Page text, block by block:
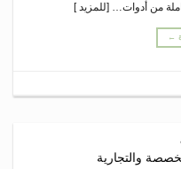
من أدوات… [للمزيد ]
←
والتجارية